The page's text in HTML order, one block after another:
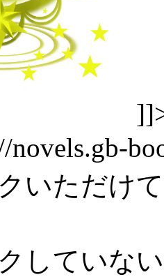
novels.gb-
いただけ
していな